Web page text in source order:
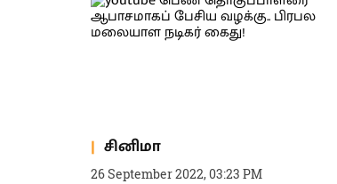
சினிமா
26 September 2022, 03:23 PM